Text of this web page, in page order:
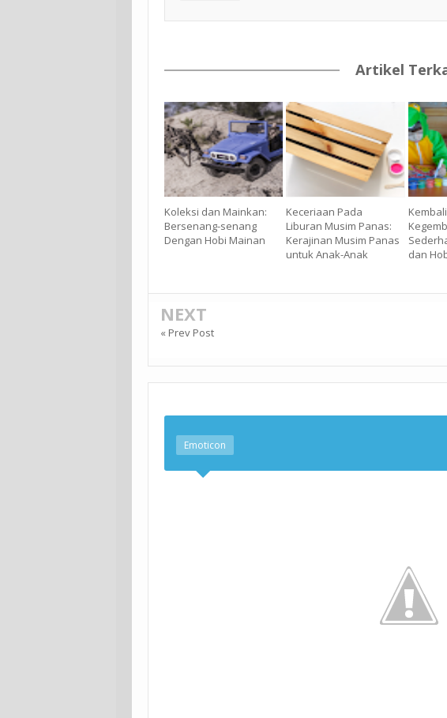
Artikel
Koleksi dan Mainkan:
Bersenang-senang
Dengan Hobi Mainan
Keceriaan Pada
Liburan Musim Panas:
Kerajinan Musim Panas
untuk Anak-Anak
dan
NEXT
« Prev Post
Emoticon